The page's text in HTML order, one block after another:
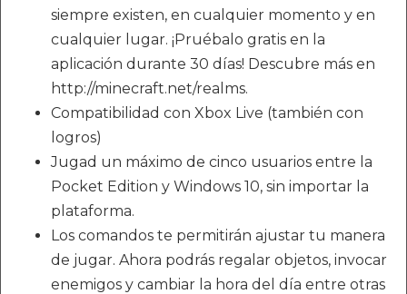
siempre existen, en cualquier momento y en
cualquier lugar. ¡Pruébalo gratis en la
aplicación durante 30 días! Descubre más en
http://minecraft.net/realms.
Compatibilidad con Xbox Live (también con
logros)
Jugad un máximo de cinco usuarios entre la
Pocket Edition y Windows 10, sin importar la
plataforma.
Los comandos te permitirán ajustar tu manera
de jugar. Ahora podrás regalar objetos, invocar
enemigos y cambiar la hora del día entre otras